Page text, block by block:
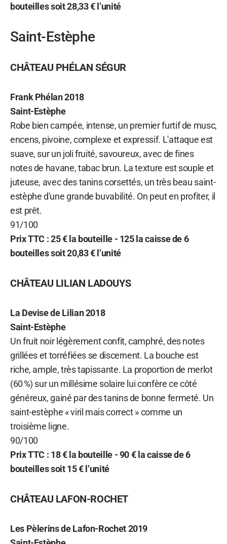
bouteilles soit 28,33 € l’unité
Saint-Estèphe
CHÂTEAU PHÉLAN SÉGUR
Frank Phélan2018
Saint-Estèphe
Robe bien campée, intense, un premier furtif de musc,
encens, pivoine, complexe et expressif. L'attaque est
suave, sur un joli fruité, savoureux, avec de fines
notes de havane, tabac brun. La texture est souple et
juteuse, avec des tanins corsettés, un très beau saint-
estèphe d'une grande buvabilité. On peut en profiter, il
est prêt.
91/100
Prix TTC : 25 € la bouteille - 125 la caisse de 6
bouteilles soit 20,83 € l’unité
CHÂTEAU LILIAN LADOUYS
La Devise de Lilian2018
Saint-Estèphe
Un fruit noir légèrement confit, camphré, des notes
grillées et torréfiées se discernent. La bouche est
riche, ample, très tapissante. La proportion de merlot
(60 %) sur un millésime solaire lui confère ce côté
généreux, gainé par des tanins de bonne fermeté. Un
saint-estèphe « viril mais correct » comme un
troisième ligne.
90/100
Prix TTC : 18 € la bouteille - 90 € la caisse de 6
bouteilles soit 15 € l’unité
CHÂTEAU LAFON-ROCHET
Les Pèlerins de Lafon-Rochet2019